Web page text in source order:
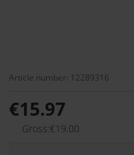
Article number: 12289316
€15.97
Gross:€19.00